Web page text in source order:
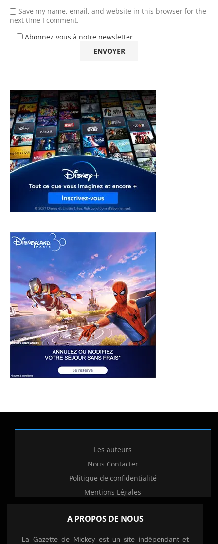
Save my name, email, and website in this browser for the
next time I comment.
Abonnez-vous à notre newsletter
Les auteurs
Nous Contacter
Politique de confidentialité
Mentions Légales
A PROPOS DE NOUS
La Gazette de Mickey est un site indépendant et